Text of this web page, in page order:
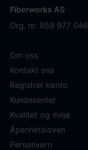
Fiberworks AS
Org. nr. 959 977 046
Om oss
Kontakt oss
Registrer konto
Kundesenter
Kvalitet og miljø
Åpenhetsloven
Personvern